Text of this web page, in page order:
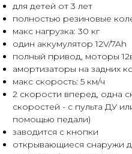
для детей от 3 лет
полностью резиновые
макс нагрузка: 30 кг
один аккумулятор 12V/7Ah
полный привод, моторы
амортизаторы на задних
макс скорость: 5 км/ч
2 скорости вперед, одна
скоростей - с пульта ДУ
помощью педали)
заводится с кнопки
открывающиеся снаружи